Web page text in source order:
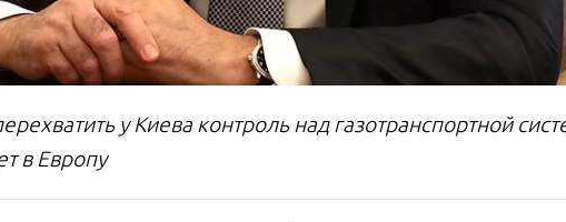
у Киева контроль над газотранспортной
в Европу